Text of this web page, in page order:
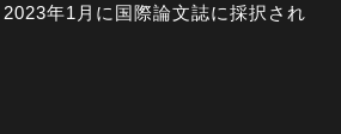
年1月に国際論文誌に採択され